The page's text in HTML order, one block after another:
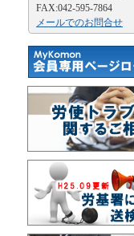
FAX:042-595-7864
メールでのお問合せ